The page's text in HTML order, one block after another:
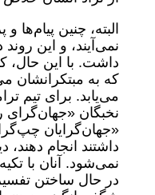
البته، چنین پیام‌ها و
نمی‌آیند، و این روند
داشت. با این حال،
که به مبتکرانشان
می‌یابد. برای تیم
نخبگان «جهان‌گرای
«جهان‌گرایان
داشتند انجام
نمی‌شود. آنان با
در حال ساختن